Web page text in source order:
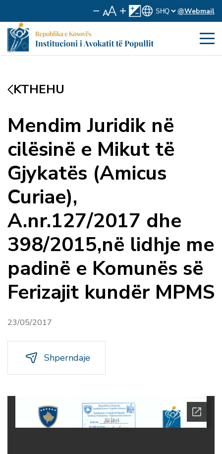
@Webmail
KTHEHU
Mendim Juridik në
cilësinë e Mikut të
Gjykatës (Amicus
Curiae),
A.nr.127/2017 dhe
398/2015,në lidhje me
padinë e Komunës së
Ferizajit kundër MPMS
23/05/2017
Shperndaje